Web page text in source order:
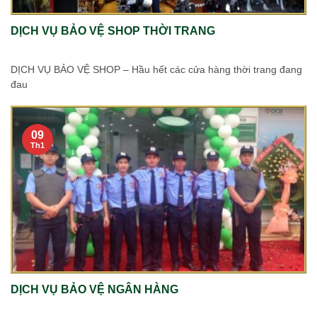
DỊCH VỤ BẢO VỆ SHOP THỜI TRANG
DỊCH VỤ BẢO VỆ SHOP – Hầu hết các cửa hàng thời trang đang
đau
DỊCH VỤ BẢO VỆ NGÂN HÀNG
09
Th1